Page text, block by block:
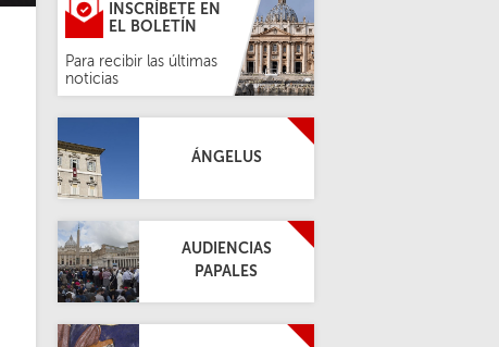
INSCRÍBETE EN
EL BOLETÍN
Para recibir las últimas
noticias
ÁNGELUS
AUDIENCIAS
PAPALES